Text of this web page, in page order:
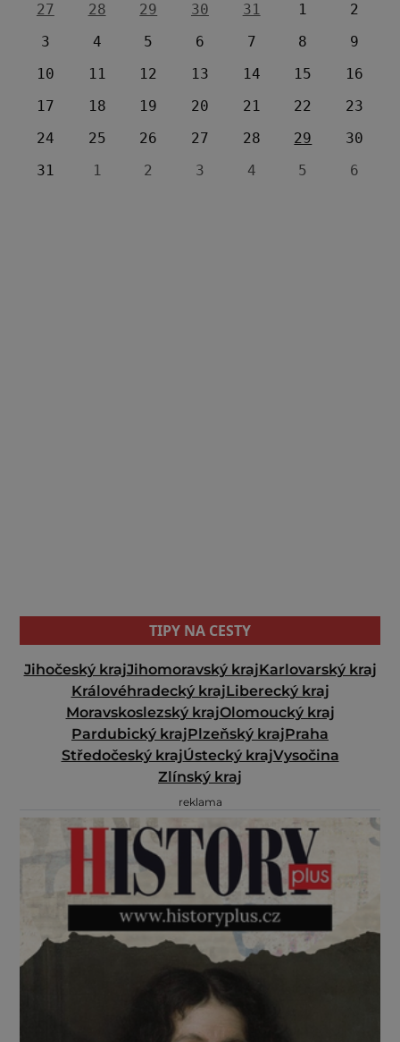
27
28 29 30 31 1
2
3
4 5 6 7 8
9
10
11 12 13 14 15
16
17
18 19 20 21 22
23
24
25 26 27 28 29
30
31
1 2 3 4 5 6
TIPY NA CESTY
Jihočeský krajJihomoravský krajKarlovarský kraj
Královéhradecký krajLiberecký kraj
Moravskoslezský krajOlomoucký kraj
Pardubický krajPlzeňský krajPraha
Středočeský krajÚstecký krajVysočina
Zlínský kraj
reklama